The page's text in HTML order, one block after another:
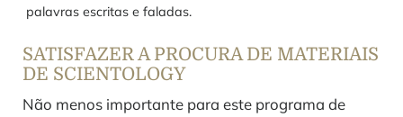
palavras escritas e faladas.
SATISFAZER A PROCURA DE MATERIAIS
DE SCIENTOLOGY
Não menos importante para este programa de